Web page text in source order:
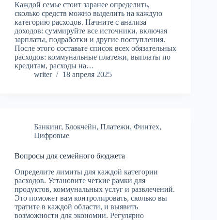
Каждой семье стоит заранее определить,
сколько средств можно выделить на каждую
категорию расходов. Начните с анализа
доходов: суммируйте все источники, включая
зарплаты, подработки и другие поступления.
После этого составьте список всех обязательных
расходов: коммунальные платежи, выплаты по
кредитам, расходы на…
writer
18 апреля 2025
Банкинг, Блокчейн, Платежи, Финтех,
Цифровые
Вопросы для семейного бюджета
Определите лимиты для каждой категории
расходов. Установите четкие рамки для
продуктов, коммунальных услуг и развлечений.
Это поможет вам контролировать, сколько вы
тратите в каждой области, и выявить
возможности для экономии. Регулярно